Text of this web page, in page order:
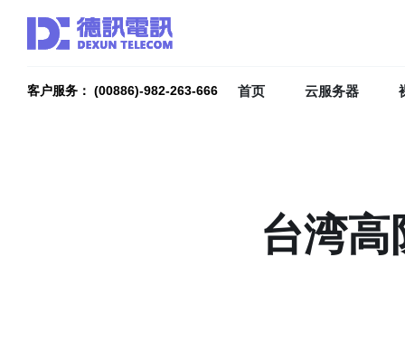
客户服务： (00886)-982-263-666 首页 云服务器
台湾